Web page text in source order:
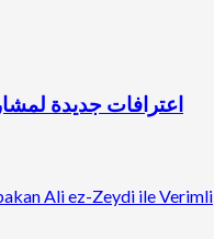
اعترافات جديدة
Ali ez-Zeydi ile Verimli